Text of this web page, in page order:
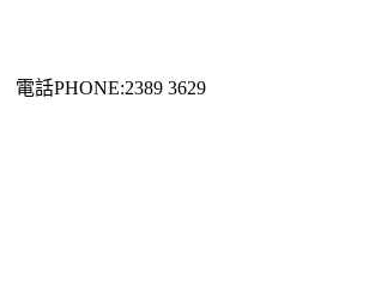
電話PHONE:2389 3629